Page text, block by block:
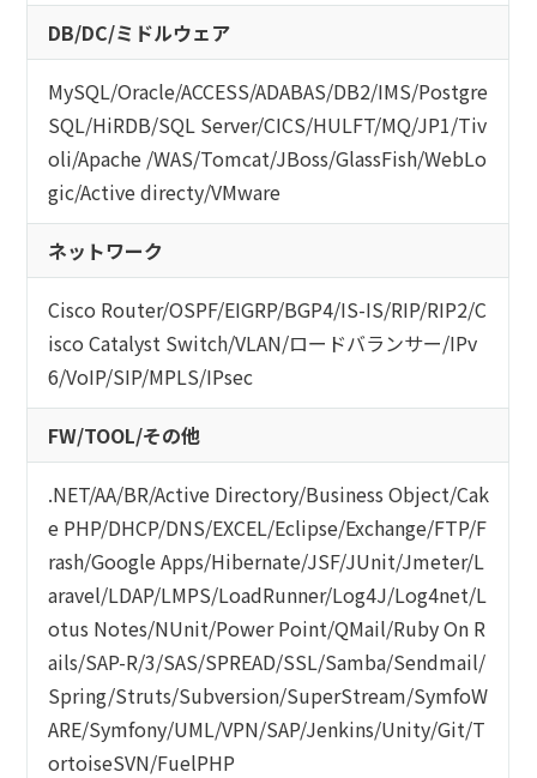
DB/DC/ミドルウェア
MySQL/Oracle/ACCESS/ADABAS/DB2/IMS/Postgre
SQL/HiRDB/SQL Server/CICS/HULFT/MQ/JP1/Tiv
oli/Apache /WAS/Tomcat/JBoss/GlassFish/WebLo
gic/Active directy/VMware
ネットワーク
Cisco Router/OSPF/EIGRP/BGP4/IS-IS/RIP/RIP2/C
isco Catalyst Switch/VLAN/ロードバランサー/IPv
6/VoIP/SIP/MPLS/IPsec
FW/TOOL/その他
.NET/AA/BR/Active Directory/Business Object/Cak
e PHP/DHCP/DNS/EXCEL/Eclipse/Exchange/FTP/F
rash/Google Apps/Hibernate/JSF/JUnit/Jmeter/L
aravel/LDAP/LMPS/LoadRunner/Log4J/Log4net/L
otus Notes/NUnit/Power Point/QMail/Ruby On R
ails/SAP-R/3/SAS/SPREAD/SSL/Samba/Sendmail/
Spring/Struts/Subversion/SuperStream/SymfoW
ARE/Symfony/UML/VPN/SAP/Jenkins/Unity/Git/T
ortoiseSVN/FuelPHP